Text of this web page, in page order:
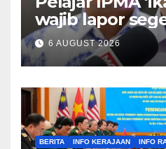
wajib lapor
Pengarah –
6 AUGUST 2026
BERITA INFO KERAJAAN INFO